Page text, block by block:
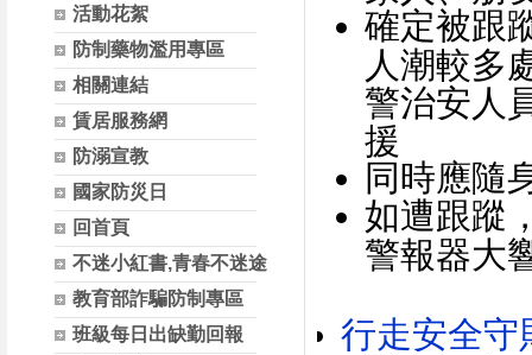
活動花絮
防制藥物濫用專區
相關連結
賃居服務網
防溺宣教
國家防災日
回首頁
不迷小紅書,青春不迷途
教育部詐騙防制專區
班級每日出缺勤回報
確定被跟
人潮較多
警治安人
援
同時應隨
如遭跟蹤
警報器大
行走安全守